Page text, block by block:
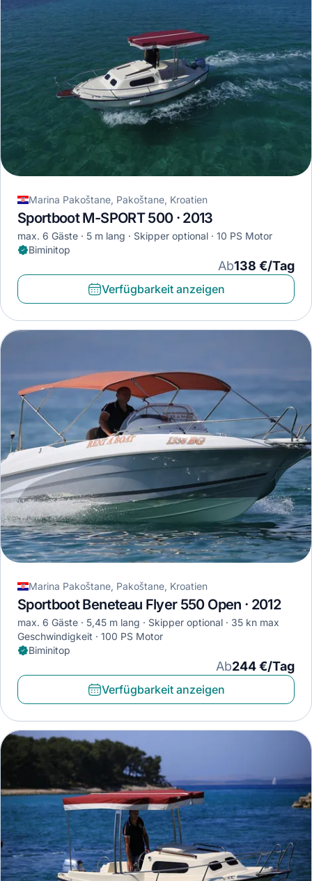
Marina Pakoštane, Pakoštane, Kroatien
Sportboot M-SPORT 500 · 2013
max. 6 Gäste 5 m lang Skipper optional
10 PS Motor
Biminitop
Ab138 €/Tag
Verfügbarkeit anzeigen
Marina Pakoštane, Pakoštane, Kroatien
Sportboot Beneteau Flyer 550 Open · 2012
max. 6 Gäste 5,45 m lang Skipper optional
35 kn max
Geschwindigkeit
100 PS Motor
Biminitop
Ab244 €/Tag
Verfügbarkeit anzeigen